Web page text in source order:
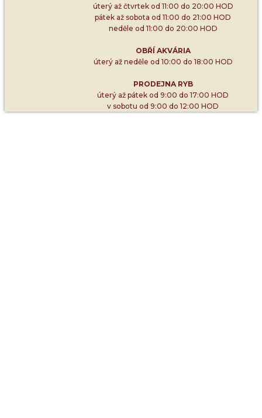
úterý až čtvrtek od 11:00 do 20:00 HOD
pátek až sobota od 11:00 do 21:00 HOD
neděle od 11:00 do 20:00 HOD
OBŘÍ AKVÁRIA
úterý až neděle od 10:00 do 18:00 HOD
PRODEJNA RYB
úterý až pátek od 9:00 do 17:00 HOD
v sobotu od 9:00 do 12:00 HOD